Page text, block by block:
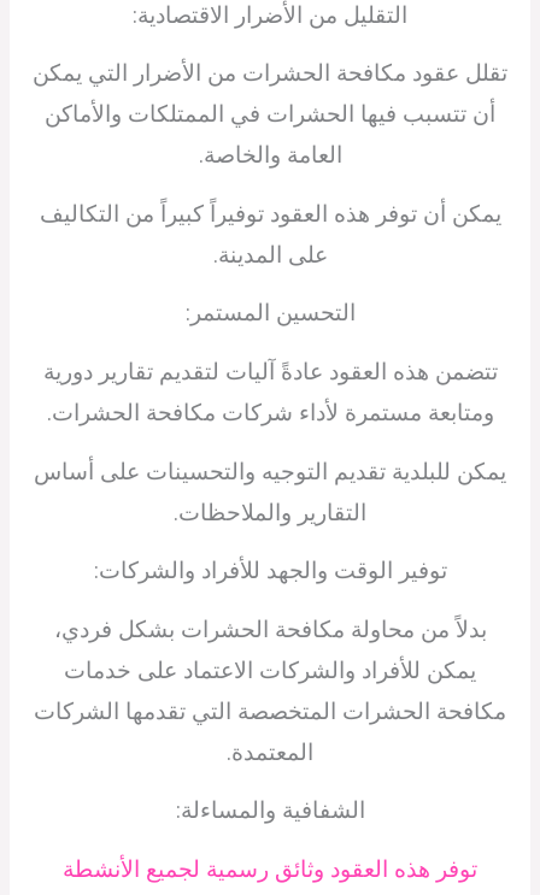
التقليل من الأضرار الاقتصادية:
تقلل عقود مكافحة الحشرات من الأضرار التي يمكن
أن تتسبب فيها الحشرات في الممتلكات والأماكن
العامة والخاصة.
يمكن أن توفر هذه العقود توفيراً كبيراً من التكاليف
على المدينة.
التحسين المستمر:
تتضمن هذه العقود عادةً آليات لتقديم تقارير دورية
ومتابعة مستمرة لأداء شركات مكافحة الحشرات.
يمكن للبلدية تقديم التوجيه والتحسينات على أساس
التقارير والملاحظات.
توفير الوقت والجهد للأفراد والشركات:
بدلاً من محاولة مكافحة الحشرات بشكل فردي،
يمكن للأفراد والشركات الاعتماد على خدمات
مكافحة الحشرات المتخصصة التي تقدمها الشركات
المعتمدة.
الشفافية والمساءلة:
توفر هذه العقود وثائق رسمية لجميع الأنشطة